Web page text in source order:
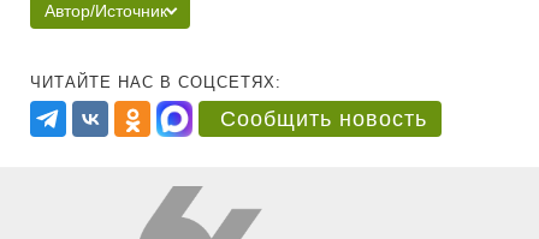
Автор/Источник
ЧИТАЙТЕ НАС В СОЦСЕТЯХ:
Сообщить новость